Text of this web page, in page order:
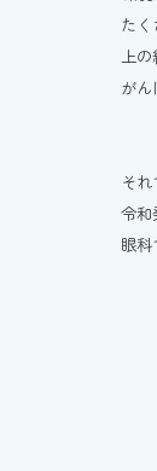
たく
上
がん
そ
令和
眼